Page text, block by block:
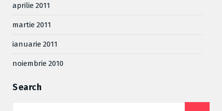
aprilie 2011
martie 2011
ianuarie 2011
noiembrie 2010
Search